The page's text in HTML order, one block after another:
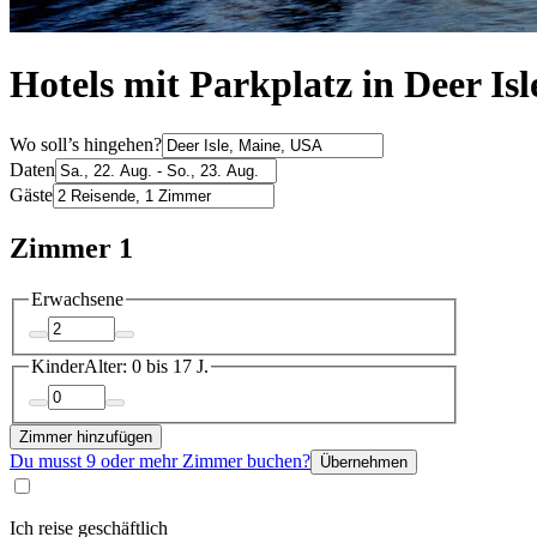
Hotels mit Parkplatz in Deer
Wo soll’s hingehen?
Daten
Gäste
Zimmer 1
Erwachsene
KinderAlter: 0 bis 17 J.
Zimmer hinzufügen
Du musst 9 oder mehr Zimmer buchen? Übernehmen
Ich reise geschäftlich